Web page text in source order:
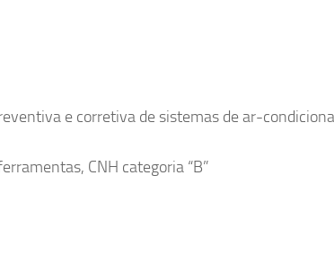
e corretiva de sistemas de ar-
CNH categoria “B”